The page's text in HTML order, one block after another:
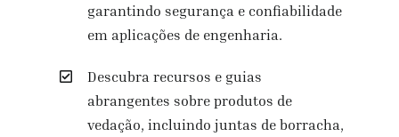
garantindo segurança e confiabilidade
em aplicações de engenharia.
Descubra recursos e guias
abrangentes sobre produtos de
vedação, incluindo juntas de borracha,